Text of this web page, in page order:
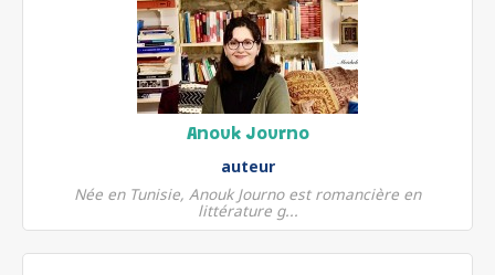
Anouk Journo
auteur
Née en Tunisie, Anouk Journo est romancière en
littérature g...